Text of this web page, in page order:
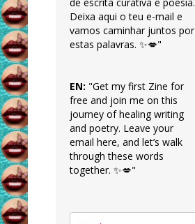
Deixa aqui o teu e-mail e
vamos caminhar juntos por
estas palavras. ✨💋"
EN: "Get my first Zine for
free and join me on this
journey of healing writing
and poetry. Leave your
email here, and let’s walk
through these words
together. ✨💋"